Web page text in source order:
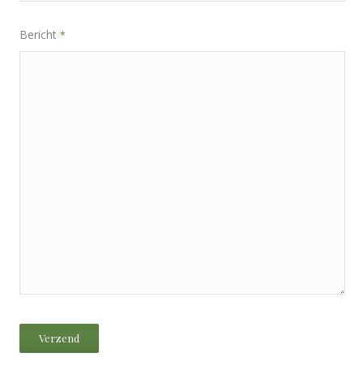
Bericht*
Verzend